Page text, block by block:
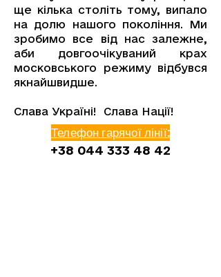
ще кілька століть тому, випало
на долю нашого покоління. Ми
зробимо все від нас залежне,
аби довгоочікуваний крах
московського режиму відбувся
якнайшвидше.
Слава Україні! Слава Нації!​
Телефон гарячої лінії:
+38 044 333 48 42